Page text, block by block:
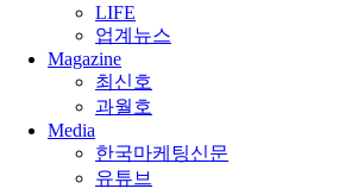
LIFE
업계뉴스
Magazine
최신호
과월호
Media
한국마케팅신문
유튜브